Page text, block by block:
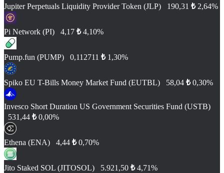
Jupiter Perpetuals Liquidity Provider Token (JLP) 190,31 ₺ 2,64%
Pi Network (PI) 4,17 ₺ 4,10%
Pump.fun (PUMP) 0,112711 ₺ 1,30%
Spiko EU T-Bills Money Market Fund (EUTBL) 58,04 ₺ 0,30%
Invesco Short Duration US Government Securities Fund (USTB)
531,44 ₺ 0,00%
Ethena (ENA) 4,44 ₺ 0,70%
Jito Staked SOL (JITOSOL) 5.921,50 ₺ 4,71%